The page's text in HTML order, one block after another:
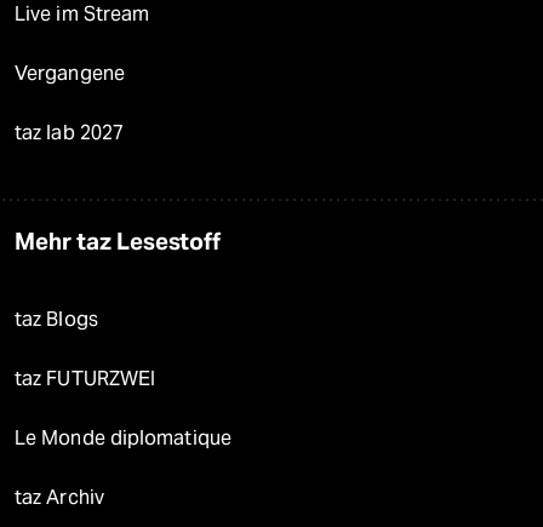
Live im Stream
Vergangene
taz lab 2027
Mehr taz Lesestoff
taz Blogs
taz FUTURZWEI
Le Monde diplomatique
taz Archiv